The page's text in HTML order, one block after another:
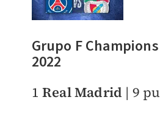
Grupo F
2022
1 Real Madrid | 9